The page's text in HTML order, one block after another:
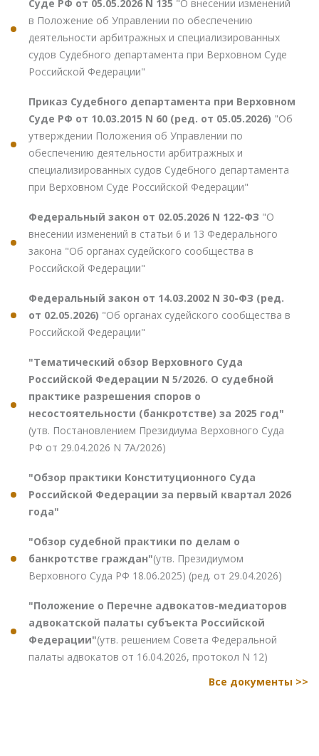
Суде РФ от 05.05.2026 N 135 "О внесении изменений
в Положение об Управлении по обеспечению
деятельности арбитражных и специализированных
судов Судебного департамента при Верховном Суде
Российской Федерации"
Приказ Судебного департамента при Верховном
Суде РФ от 10.03.2015 N 60 (ред. от 05.05.2026) "Об
утверждении Положения об Управлении по
обеспечению деятельности арбитражных и
специализированных судов Судебного департамента
при Верховном Суде Российской Федерации"
Федеральный закон от 02.05.2026 N 122-ФЗ "О
внесении изменений в статьи 6 и 13 Федерального
закона "Об органах судейского сообщества в
Российской Федерации"
Федеральный закон от 14.03.2002 N 30-ФЗ (ред.
от 02.05.2026) "Об органах судейского сообщества в
Российской Федерации"
"Тематический обзор Верховного Суда
Российской Федерации N 5/2026. О судебной
практике разрешения споров о
несостоятельности (банкротстве) за 2025 год"
(утв. Постановлением Президиума Верховного Суда
РФ от 29.04.2026 N 7А/2026)
"Обзор практики Конституционного Суда
Российской Федерации за первый квартал 2026
года"
"Обзор судебной практики по делам о
банкротстве граждан"(утв. Президиумом
Верховного Суда РФ 18.06.2025) (ред. от 29.04.2026)
"Положение о Перечне адвокатов-медиаторов
адвокатской палаты субъекта Российской
Федерации"(утв. решением Совета Федеральной
палаты адвокатов от 16.04.2026, протокол N 12)
Все документы >>